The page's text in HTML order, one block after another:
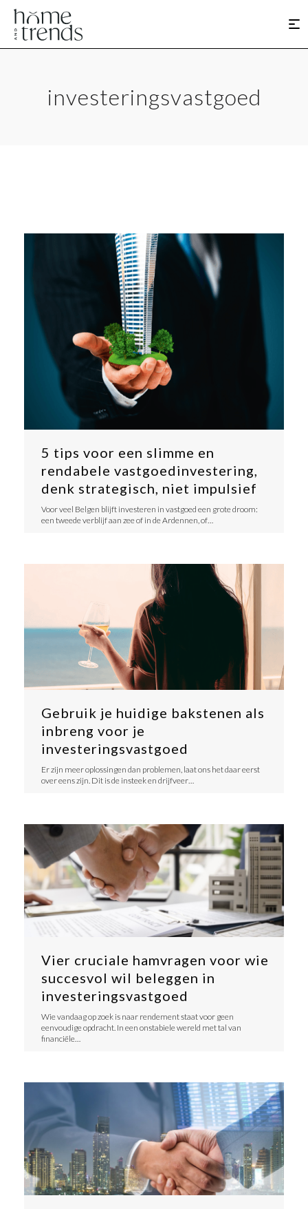
investeringsvastgoed
5 tips voor een slimme en
rendabele vastgoedinvestering,
denk strategisch, niet impulsief
​Voor veel Belgen blijft investeren in vastgoed een grote droom:
een tweede verblijf aan zee of in de Ardennen, of…
Gebruik je huidige bakstenen als
inbreng voor je
investeringsvastgoed
Er zijn meer oplossingen dan problemen, laat ons het daar eerst
over eens zijn. Dit is de insteek en drijfveer…
Vier cruciale hamvragen voor wie
succesvol wil beleggen in
investeringsvastgoed
Wie vandaag op zoek is naar rendement staat voor geen
eenvoudige opdracht. In een onstabiele wereld met tal van
financiële…